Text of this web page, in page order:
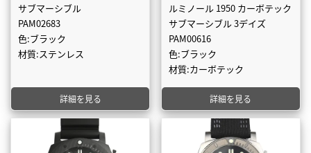
サブマーシブル
PAM02683
色:ブラック
材質:ステンレス
詳細を見る
ルミノール 1950 カーボテック
サブマーシブル 3デイズ
PAM00616
色:ブラック
材質:カーボテック
詳細を見る